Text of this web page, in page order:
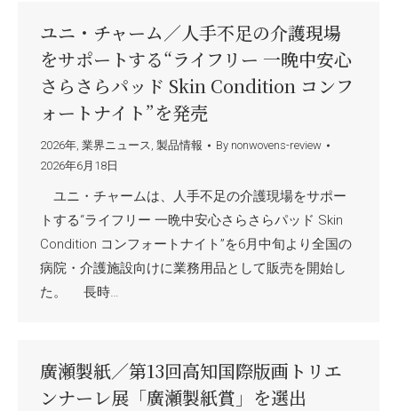
ユニ・チャーム／人手不足の介護現場
をサポートする“ライフリー 一晩中安心
さらさらパッド Skin Condition コンフ
ォートナイト”を発売
2026年, 業界ニュース, 製品情報 By nonwovens-review
2026年6月18日
ユニ・チャームは、人手不足の介護現場をサポー
トする“ライフリー 一晩中安心さらさらパッド Skin
Condition コンフォートナイト”を6月中旬より全国の
病院・介護施設向けに業務用品として販売を開始し
た。 長時…
廣瀬製紙／第13回高知国際版画トリエ
ンナーレ展「廣瀬製紙賞」を選出